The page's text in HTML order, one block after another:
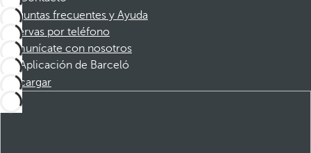
Preguntas frecuentes y Ayuda
Reservas por teléfono
Comunícate con nosotros
Aplicación de Barceló
Descargar